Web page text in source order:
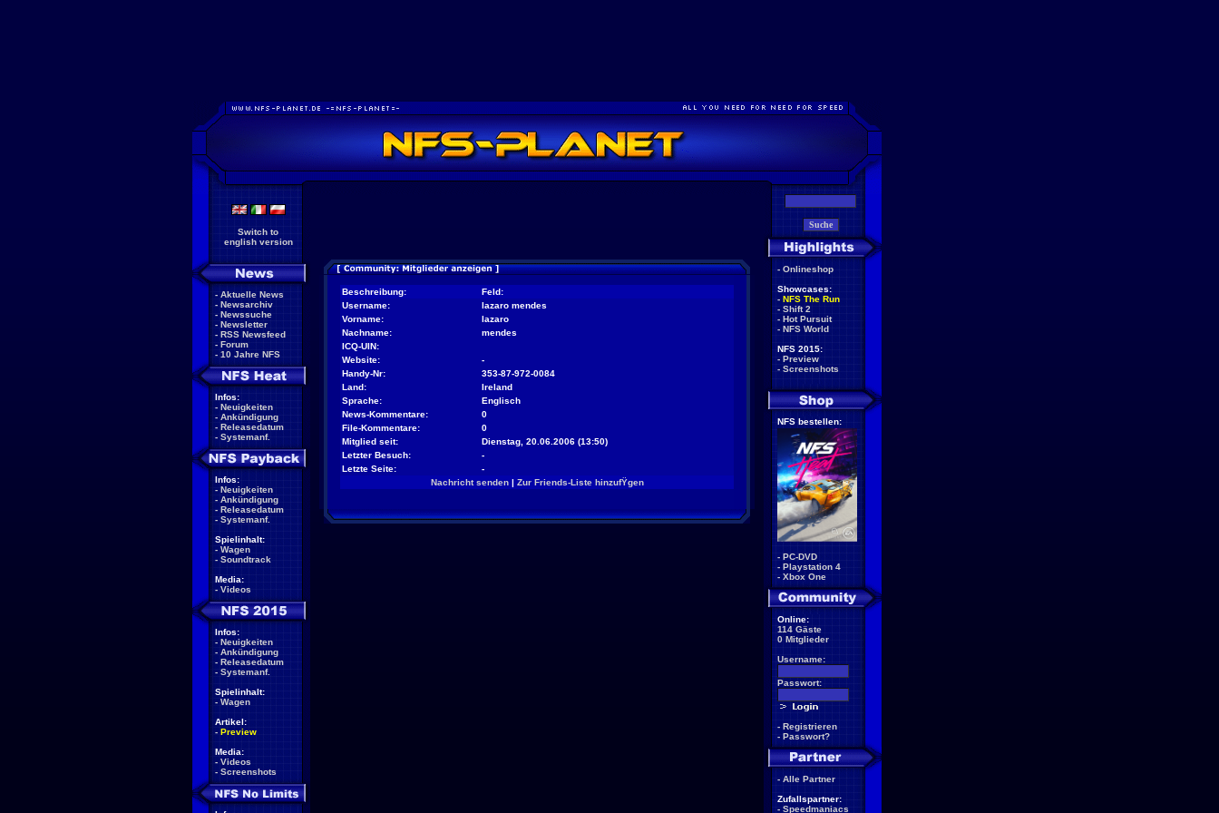
Switch to
english version
- Aktuelle News
- Newsarchiv
- Newssuche
- Newsletter
- RSS Newsfeed
- Forum
- 10 Jahre NFS
Infos:
- Neuigkeiten
- Ankündigung
- Releasedatum
- Systemanf.
Infos:
- Neuigkeiten
- Ankündigung
- Releasedatum
- Systemanf.
Spielinhalt:
- Wagen
- Soundtrack
Media:
- Videos
Infos:
- Neuigkeiten
- Ankündigung
- Releasedatum
- Systemanf.
Spielinhalt:
- Wagen
Artikel:
- Preview
Media:
- Videos
- Screenshots
Beschreibung:
Feld:
Username:
lazaro mendes
Vorname:
lazaro
Nachname:
mendes
ICQ-UIN:
Website:
-
Handy-Nr:
353-87-972-0084
Land:
Ireland
Sprache:
Englisch
News-Kommentare:
0
File-Kommentare:
0
Mitglied seit:
Dienstag, 20.06.2006 (13:50)
Letzter Besuch:
-
Letzte Seite:
-
Nachricht senden| Zur Friends-Liste hinzufŸgen
- Onlineshop
Showcases:
- NFS The Run
- Shift 2
- Hot Pursuit
- NFS World
NFS 2015:
- Preview
- Screenshots
NFS bestellen:
- PC-DVD
- Playstation 4
- Xbox One
Online:
114 Gäste
0 Mitglieder
Username:
Passwort:
- Registrieren
- Passwort?
- Alle Partner
Zufallspartner:
- Speedmaniacs